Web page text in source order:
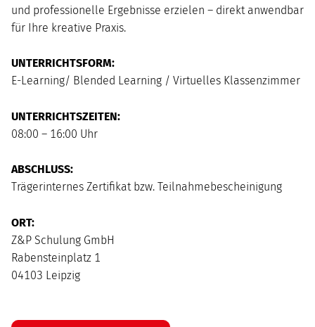
und professionelle Ergebnisse erzielen – direkt anwendbar
für Ihre kreative Praxis.
UNTERRICHTSFORM:
E-Learning/ Blended Learning / Virtuelles Klassenzimmer
UNTERRICHTSZEITEN:
08:00 – 16:00 Uhr
ABSCHLUSS:
Trägerinternes Zertifikat bzw. Teilnahmebescheinigung
ORT:
Z&P Schulung GmbH
Rabensteinplatz 1
04103 Leipzig